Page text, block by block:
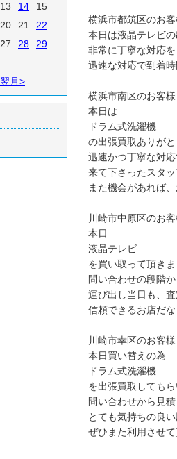
横浜市都筑区のお客
本日は液晶テレビ
非常に丁寧な対応
迅速な対応で到着
横浜市南区のお客様
本日は
ドラム式洗濯機
の出張買取ありがと
迅速かつ丁寧な対
来て下さったスタ
また機会があれば
川崎市中原区のお客
本日
液晶テレビ
を買い取って頂きま
問い合わせの段階
運び出し当日も、
信頼できるお店だな
川崎市幸区のお客様
本日買い替えの為
ドラム式洗濯機
を出張買取してもら
問い合わせから見
とても気持ちの良
ぜひまた利用させて
13 14
15
20 21
22
27 28
29
翌月>